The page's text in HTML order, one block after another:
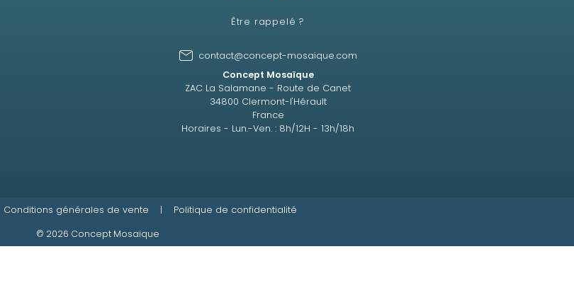
Être rappelé ?
contact@concept-mosaique.com
Concept Mosaïque
ZAC La Salamane - Route de Canet
34800 Clermont-l'Hérault
France
Horaires - Lun.-Ven. : 8h/12H - 13h/18h
© 2026 Concept Mosaïque
Conditions générales de vente | Politique de confidentialité